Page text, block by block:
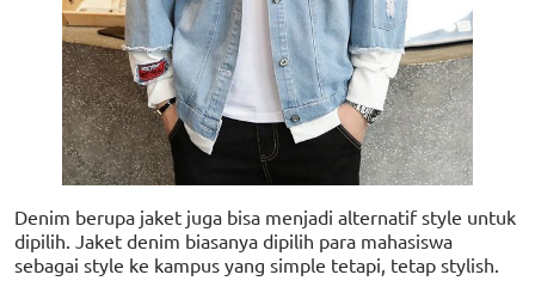
Denim berupa jaket juga bisa menjadi alternatif style untuk
dipilih. Jaket denim biasanya dipilih para mahasiswa
sebagai style ke kampus yang simple tetapi, tetap stylish.